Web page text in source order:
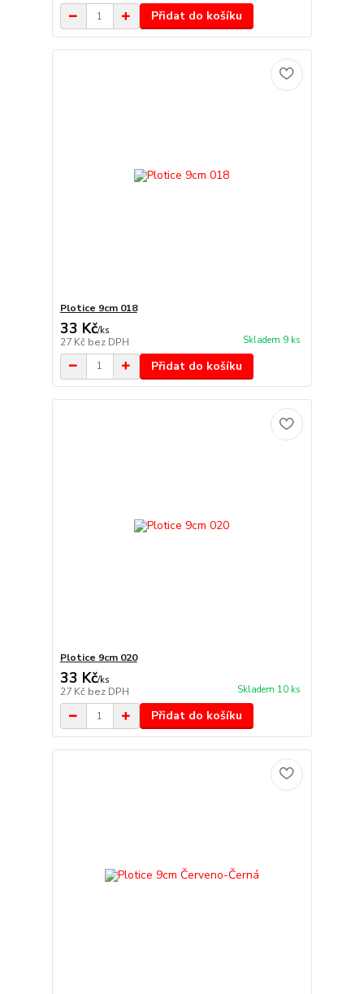
Přidat do košíku
Plotice 9cm 018
33 Kč/ks
27 Kč bez DPH Skladem 9 ks
Přidat do košíku
Plotice 9cm 020
33 Kč/ks
27 Kč bez DPH Skladem 10 ks
Přidat do košíku